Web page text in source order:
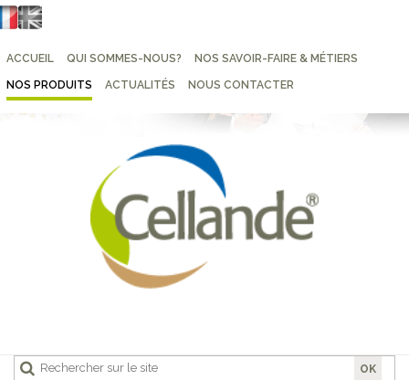
ACCUEIL QUI SOMMES-NOUS? NOS SAVOIR-FAIRE & MÉTIERS
NOS PRODUITS ACTUALITÉS NOUS CONTACTER
OK